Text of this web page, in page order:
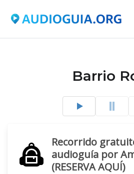
Barrio
Recorrido
audioguía por
(RESERVA AQUÍ)